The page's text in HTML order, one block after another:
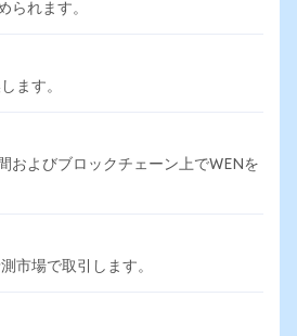
られます。
ます。
およびブロックチェーン上でWENを
市場で取引します。